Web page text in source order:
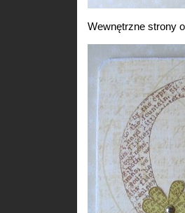
Wewnętrzne strony